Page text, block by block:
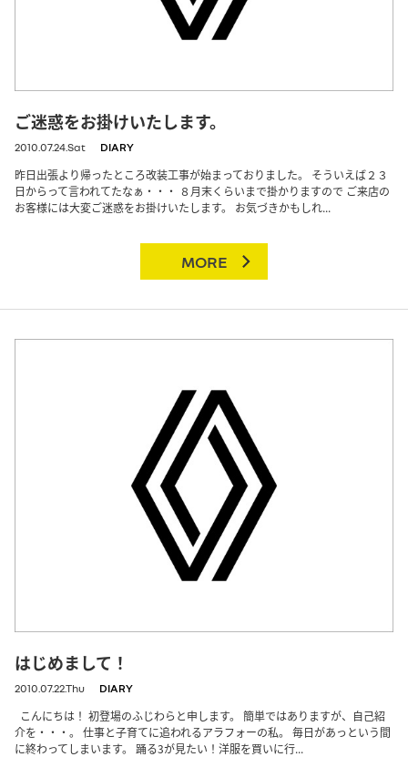
ご迷惑をお掛けいたします。
2010.07.24.Sat DIARY
昨日出張より帰ったところ改装工事が始まっておりました。 そういえば２３
日からって言われてたなぁ・・・ ８月末くらいまで掛かりますので ご来店の
お客様には大変ご迷惑をお掛けいたします。 お気づきかもしれ...
MORE
はじめまして！
2010.07.22.Thu DIARY
こんにちは！ 初登場のふじわらと申します。 簡単ではありますが、自己紹
介を・・・。 仕事と子育てに追われるアラフォーの私。 毎日があっという間
に終わってしまいます。 踊る3が見たい！洋服を買いに行...